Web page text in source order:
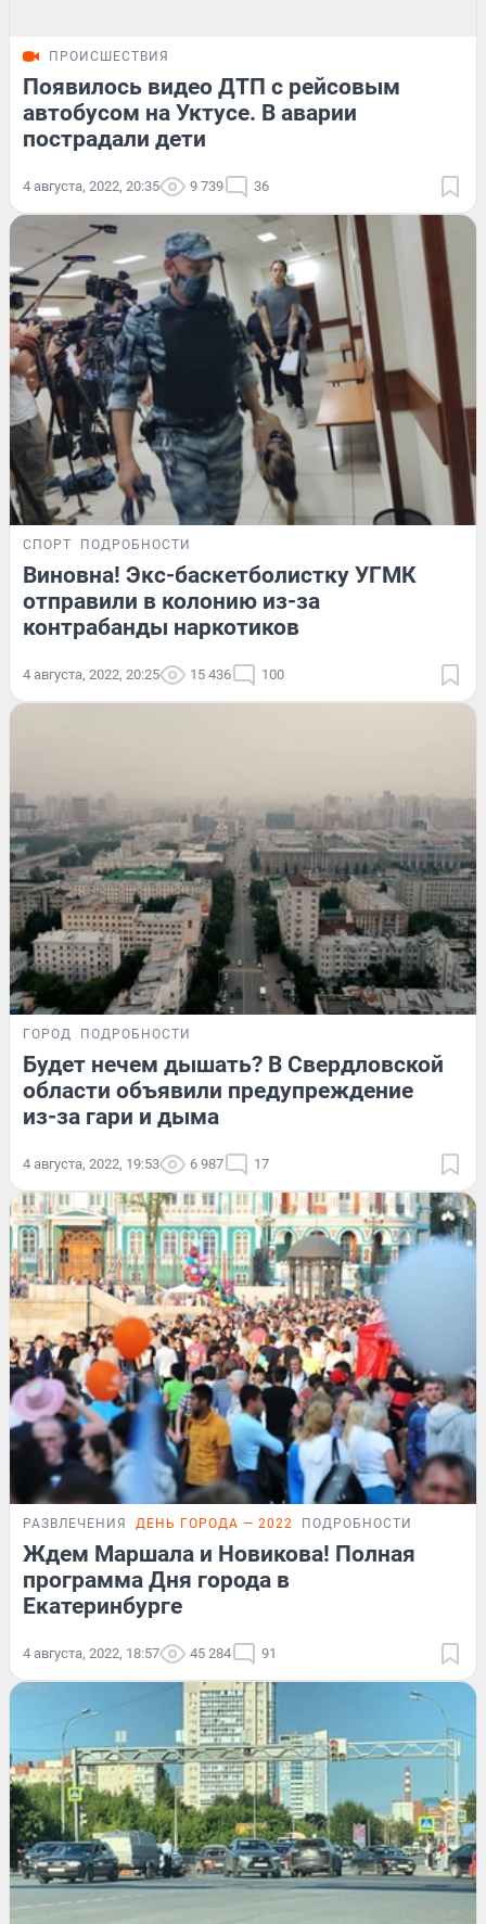
ПРОИСШЕСТВИЯ
Появилось видео ДТП с рейсовым
автобусом на Уктусе. В аварии
пострадали дети
4 августа, 2022, 20:35 9 739 36
СПОРТ ПОДРОБНОСТИ
Виновна! Экс-баскетболистку УГМК
отправили в колонию из-за
контрабанды наркотиков
4 августа, 2022, 20:25 15 436 100
ГОРОД ПОДРОБНОСТИ
Будет нечем дышать? В Свердловской
области объявили предупреждение
из-за гари и дыма
4 августа, 2022, 19:53 6 987 17
РАЗВЛЕЧЕНИЯ ДЕНЬ ГОРОДА — 2022 ПОДРОБНОСТИ
Ждем Маршала и Новикова! Полная
программа Дня города в
Екатеринбурге
4 августа, 2022, 18:57 45 284 91